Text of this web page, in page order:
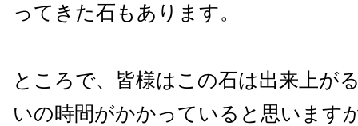
ってきた石もあります。
ところで、皆様はこの石は出来上が
いの時間がかかっていると思います